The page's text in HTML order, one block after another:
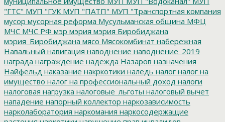
"ГТС" МУП "ГУК МУП "ПАТП" МУП "Транспортная компания
мусор мусорная реформа Мусульманская община МФЦ
МЧС МЧС РФ мэр мэрия мэрия Биробиджана
мэрия_Биробиджана мясо Мясокомбинат набережная
Навальный навигация наводнение наводнение_2019
награда награждение надежда Назаров назначения
Найфельд наказание накркотики наледь налог налог на
имущество налог на профессиональный доход налоги
налоговая нагрузка налоговые_льготы налоговый вычет
нападение напорный коллектор наркозависимость
нарколаборатория наркомания наркосодержащие